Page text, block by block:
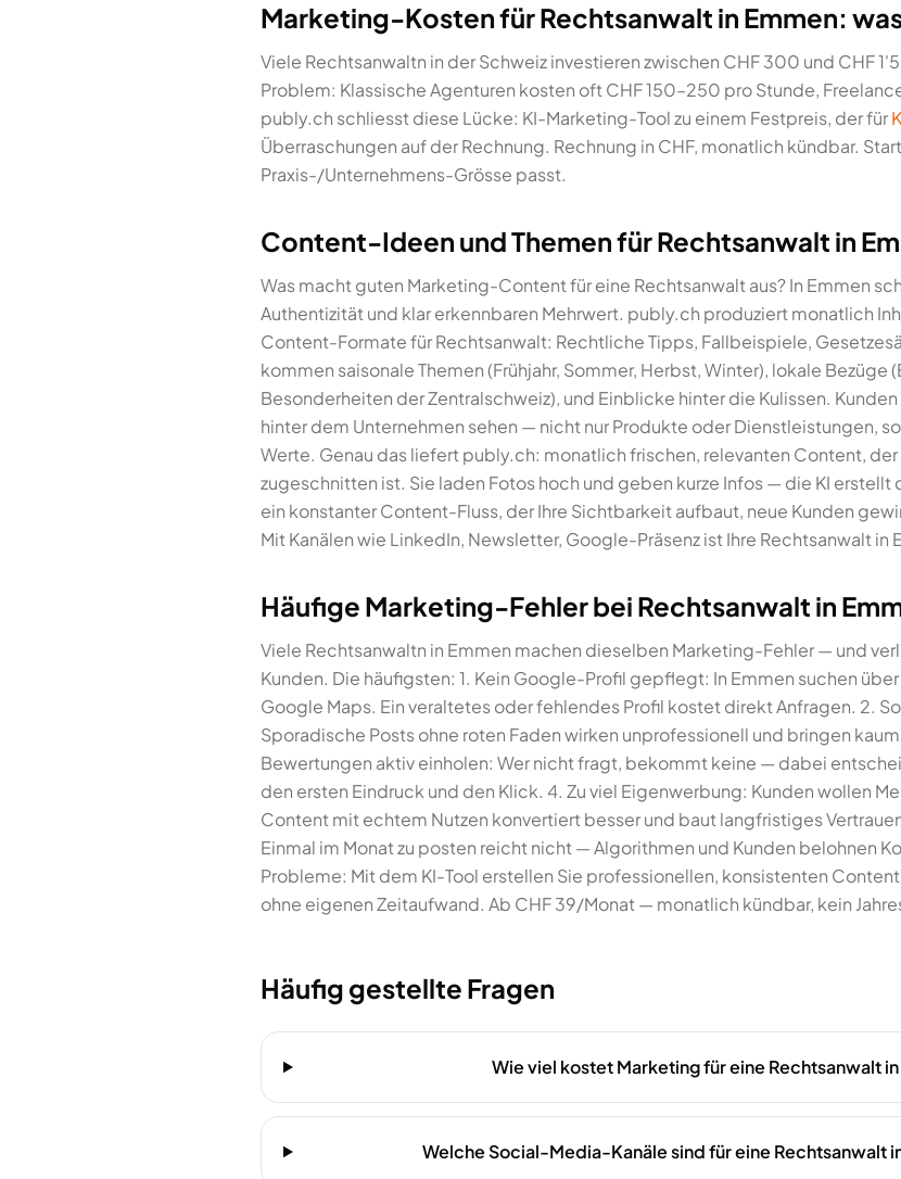
Marketing-Kosten für Rechtsanwalt in Emmen:
Viele Rechtsanwaltn in der Schweiz investieren zwischen CHF 300 und CHF
Problem: Klassische Agenturen kosten oft CHF 150–250 pro Stunde,
publy.ch schliesst diese Lücke: KI-Marketing-Tool zu einem Festpreis, der für
Überraschungen auf der Rechnung. Rechnung in CHF, monatlich kündbar.
Praxis-/Unternehmens-Grösse passt.
Content-Ideen und Themen für Rechtsanwalt in
Was macht guten Marketing-Content für eine Rechtsanwalt aus? In Emmen
Authentizität und klar erkennbaren Mehrwert. publy.ch produziert monatlich
Content-Formate für Rechtsanwalt: Rechtliche Tipps, Fallbeispiele,
kommen saisonale Themen (Frühjahr, Sommer, Herbst, Winter), lokale Bezüge
Besonderheiten der Zentralschweiz), und Einblicke hinter die Kulissen.
hinter dem Unternehmen sehen — nicht nur Produkte oder Dienstleistungen,
Werte. Genau das liefert publy.ch: monatlich frischen, relevanten Content, der
zugeschnitten ist. Sie laden Fotos hoch und geben kurze Infos — die KI erstellt
ein konstanter Content-Fluss, der Ihre Sichtbarkeit aufbaut, neue Kunden
Mit Kanälen wie LinkedIn, Newsletter, Google-Präsenz ist Ihre Rechtsanwalt in
Häufige Marketing-Fehler bei Rechtsanwalt in
Viele Rechtsanwaltn in Emmen machen dieselben Marketing-Fehler — und
Kunden. Die häufigsten: 1. Kein Google-Profil gepflegt: In Emmen suchen
Google Maps. Ein veraltetes oder fehlendes Profil kostet direkt Anfragen. 2.
Sporadische Posts ohne roten Faden wirken unprofessionell und bringen
Bewertungen aktiv einholen: Wer nicht fragt, bekommt keine — dabei
den ersten Eindruck und den Klick. 4. Zu viel Eigenwerbung: Kunden wollen
Content mit echtem Nutzen konvertiert besser und baut langfristiges
Einmal im Monat zu posten reicht nicht — Algorithmen und Kunden belohnen
Probleme: Mit dem KI-Tool erstellen Sie professionellen, konsistenten
ohne eigenen Zeitaufwand. Ab CHF 39/Monat — monatlich kündbar, kein
Häufig gestellte Fragen
Wie viel kostet Marketing für eine Rechtsanwalt
Welche Social-Media-Kanäle sind für eine Rechtsanwalt